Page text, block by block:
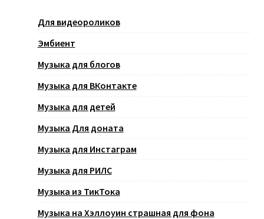
Для видеороликов
Эмбиент
Музыка для блогов
Музыка для ВКонтакте
Музыка для детей
Музыка Для доната
Музыка для Инстаграм
Музыка для РИЛС
Музыка из ТикТока
Музыка на Хэллоуин страшная для фона